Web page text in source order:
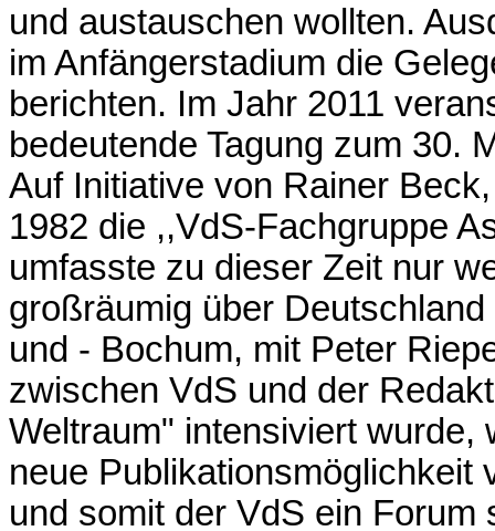
und austauschen wollten.
im Anfängerstadium die
berichten. Im Jahr 2011
bedeutende Tagung zum 30.
Auf Initiative von Rainer
1982 die ,,VdS-Fachgruppe
umfasste zu dieser Zeit nur
großräumig über
und - Bochum, mit Peter
zwischen VdS und der
Weltraum" intensiviert wurde,
neue Publikationsmöglichkeit
und somit der VdS ein